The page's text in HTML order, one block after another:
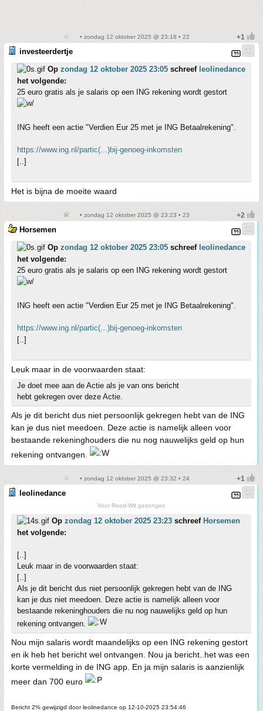
• zondag 12 oktober 2025 @ 23:18 • 22
investeerdertje
Op zondag 12 oktober 2025 23:05 schreef leolinedance
het volgende:
25 euro gratis als je salaris op een ING rekening wordt gestort
ING heeft een actie "Verdien Eur 25 met je ING Betaalrekening".
https://www.ing.nl/partic(...)bij-genoeg-inkomsten
[..]
Het is bijna de moeite waard
• zondag 12 oktober 2025 @ 23:23 • 23
Horsemen
Op zondag 12 oktober 2025 23:05 schreef leolinedance
het volgende:
25 euro gratis als je salaris op een ING rekening wordt gestort
ING heeft een actie "Verdien Eur 25 met je ING Betaalrekening".
https://www.ing.nl/partic(...)bij-genoeg-inkomsten
[..]
Leuk maar in de voorwaarden staat:
Je doet mee aan de Actie als je van ons bericht
hebt gekregen over deze Actie.
Als je dit bericht dus niet persoonlijk gekregen hebt van de ING
kan je dus niet meedoen. Deze actie is namelijk alleen voor
bestaande rekeninghouders die nu nog nauwelijks geld op hun
rekening ontvangen.
• zondag 12 oktober 2025 @ 23:32 • 24
leolinedance
Voor Rood-Wit gezongen
Op zondag 12 oktober 2025 23:23 schreef Horsemen
het volgende:
[..]
Leuk maar in de voorwaarden staat:
[..]
Als je dit bericht dus niet persoonlijk gekregen hebt van de ING
kan je dus niet meedoen. Deze actie is namelijk alleen voor
bestaande rekeninghouders die nu nog nauwelijks geld op hun
rekening ontvangen.
Nou mijn salaris wordt maandelijks op een ING rekening gestort
en ik heb het bericht wel ontvangen. Nou ja bericht..het was een
korte vermelding in de ING app. En ja mijn salaris is aanzienlijk
meer dan 700 euro
Bericht 2% gewijzigd door leolinedance op 12-10-2025 23:54:46